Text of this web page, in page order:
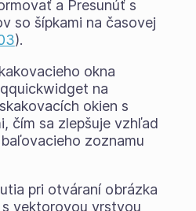
a Presunúť s
so šípkami na časovej
).
okna
na
okien s
čím sa zlepšuje vzhľad
zoznamu
pri otváraní obrázka
vektorovou vrstvou